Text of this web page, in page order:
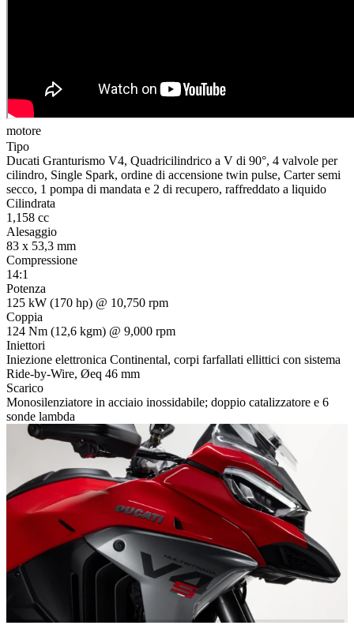
motore
Tipo
Ducati Granturismo V4, Quadricilindrico a V di 90°, 4 valvole per
cilindro, Single Spark, ordine di accensione twin pulse, Carter semi
secco, 1 pompa di mandata e 2 di recupero, raffreddato a liquido
Cilindrata
1,158 cc
Alesaggio
83 x 53,3 mm
Compressione
14:1
Potenza
125 kW (170 hp) @ 10,750 rpm
Coppia
124 Nm (12,6 kgm) @ 9,000 rpm
Iniettori
Iniezione elettronica Continental, corpi farfallati ellittici con sistema
Ride-by-Wire, Øeq 46 mm
Scarico
Monosilenziatore in acciaio inossidabile; doppio catalizzatore e 6
sonde lambda